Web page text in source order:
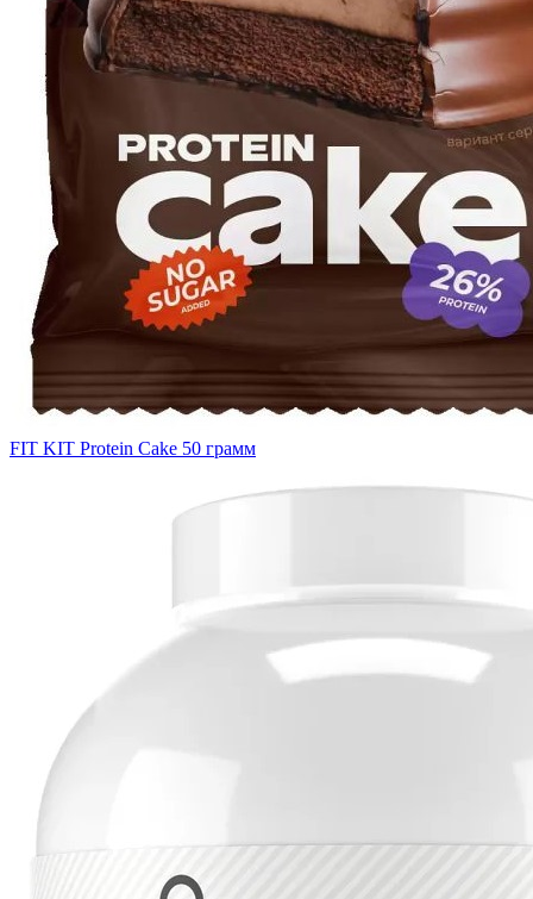
FIT KIT Protein Cake 50 грамм